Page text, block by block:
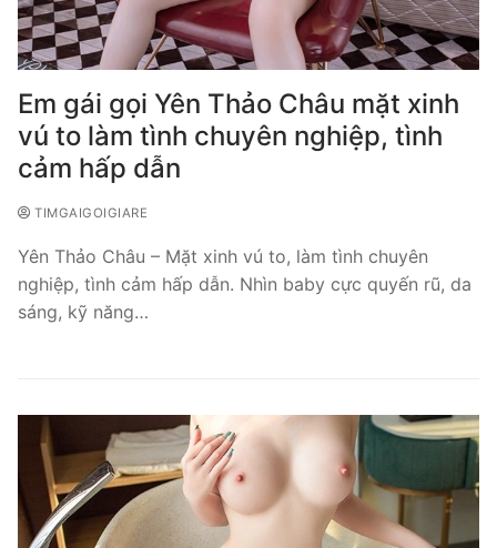
Em gái gọi Yên Thảo Châu mặt xinh
vú to làm tình chuyên nghiệp, tình
cảm hấp dẫn
TIMGAIGOIGIARE
Yên Thảo Châu – Mặt xinh vú to, làm tình chuyên
nghiệp, tình cảm hấp dẫn. Nhìn baby cực quyến rũ, da
sáng, kỹ năng…